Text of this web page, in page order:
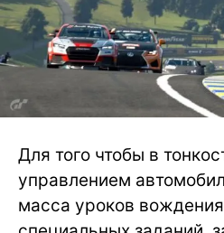
Для того чтобы в
управлением
масса уроков